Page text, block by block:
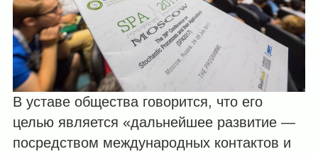
В уставе общества говорится, что его
целью является «дальнейшее развитие —
посредством международных контактов и